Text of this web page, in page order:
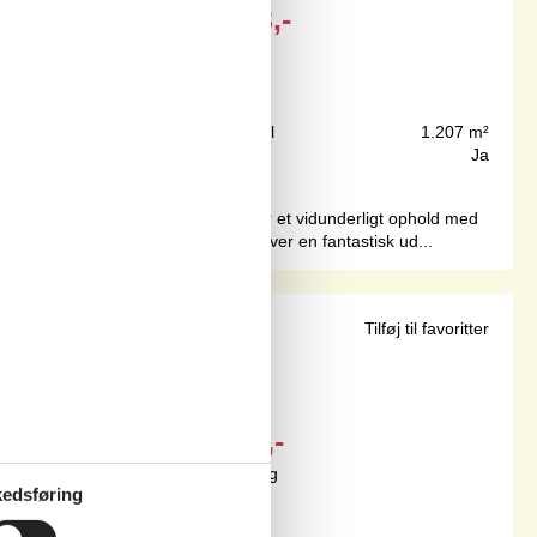
7.673,-
Grundareal
1.207 m²
Ja
Strand, og hvor der venter jer et vidunderligt ophold med
vinduespartier, der samtidig giver en fantastisk ud...
4.498,-
Inkl. rengøring og forsikring
Tilføj til favoritter